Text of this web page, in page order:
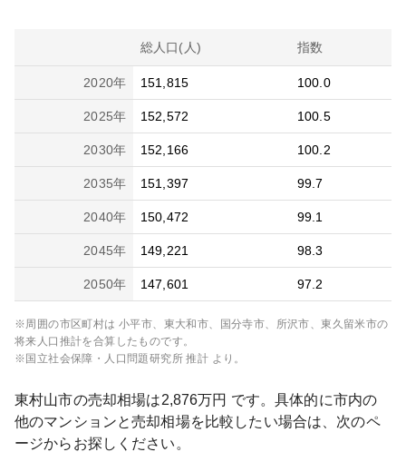
総人口(人) 指数
2020年 151,815 100.0
2025年 152,572 100.5
2030年 152,166 100.2
2035年 151,397 99.7
2040年 150,472 99.1
2045年 149,221 98.3
2050年 147,601 97.2
※周囲の市区町村は 小平市、東大和市、国分寺市、所沢市、東久留米市の
将来人口推計を合算したものです。
※国立社会保障・人口問題研究所 推計 より。
東村山市の売却相場は2,876万円 です。具体的に市内の
他のマンションと売却相場を比較したい場合は、次のペ
ージからお探しください。